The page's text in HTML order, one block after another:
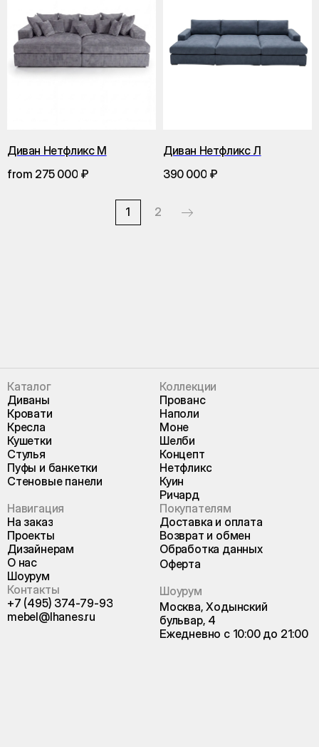
Диван Нетфликс М
from 275 000 ₽
Диван Нетфликс Л
390 000 ₽
1 2
Каталог
Диваны
Кровати
Кресла
Кушетки
Стулья
Пуфы и банкетки
Стеновые панели
Коллекции
Прованс
Наполи
Моне
Шелби
Концепт
Нетфликс
Куин
Ричард
Навигация
На заказ
Проекты
Дизайнерам
О нас
Шоурум
Покупателям
Доставка и оплата
Возврат и обмен
Обработка данных
Оферта
Контакты
+7 (495) 374-79-93
mebel@lhanes.ru
Шоурум
Москва, Ходынский
бульвар, 4
Ежедневно с 10:00 до 21:00